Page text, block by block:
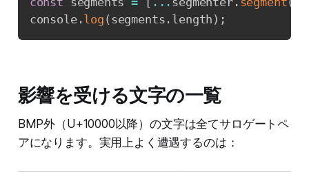
console.log ( segments . length ) ;
影響を受ける文字の一覧
BMP外（U+10000以降）の文字は全てサロゲートペ
アになります。実用上よく遭遇するのは：